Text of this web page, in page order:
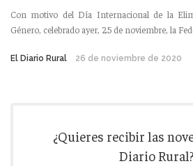
Con motivo del Día Internacional de la
Género, celebrado ayer, 25 de noviembre, la
El Diario Rural 26 de noviembre de 2020
¿Quieres recibir las
Diario Rural?